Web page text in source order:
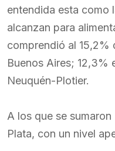
entendida esta como
alcanzan para
comprendió al 15,2%
Buenos Aires; 12,3%
Neuquén-Plotier.
A los que se
Plata, con un nivel